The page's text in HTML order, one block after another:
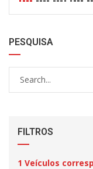
PESQUISA
FILTROS
1 Veículos